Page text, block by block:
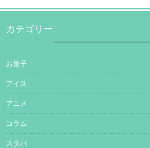
カテゴリー
お菓子
アイス
アニメ
コラム
スタバ